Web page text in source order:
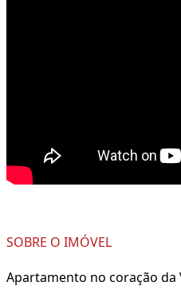
SOBRE O IMÓVEL
Apartamento no coração da